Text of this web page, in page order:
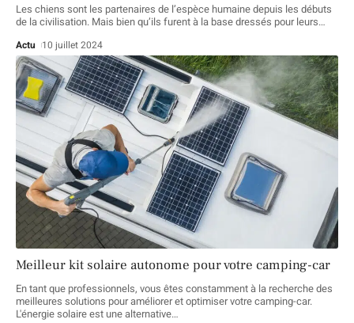
Les chiens sont les partenaires de l’espèce humaine depuis les débuts
de la civilisation. Mais bien qu’ils furent à la base dressés pour leurs…
Actu 10 juillet 2024
Meilleur kit solaire autonome pour votre camping-car
En tant que professionnels, vous êtes constamment à la recherche des
meilleures solutions pour améliorer et optimiser votre camping-car.
L'énergie solaire est une alternative…